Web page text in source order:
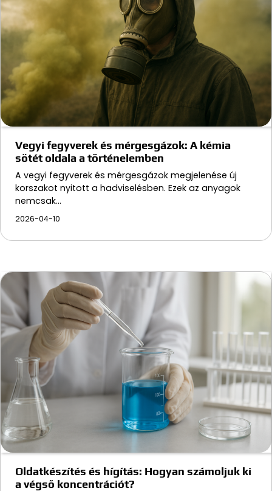
Vegyi fegyverek és mérgesgázok: A kémia
sötét oldala a történelemben
A vegyi fegyverek és mérgesgázok megjelenése új
korszakot nyitott a hadviselésben. Ezek az anyagok
nemcsak…
2026-04-10
Oldatkészítés és hígítás: Hogyan számoljuk ki
a végső koncentrációt?